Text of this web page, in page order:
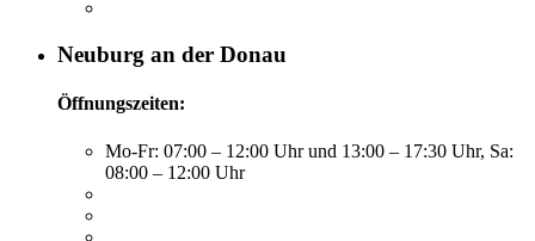
Neuburg an der Donau
Öffnungszeiten:
Mo-Fr: 07:00 – 12:00 Uhr und 13:00 – 17:30 Uhr, Sa:
08:00 – 12:00 Uhr